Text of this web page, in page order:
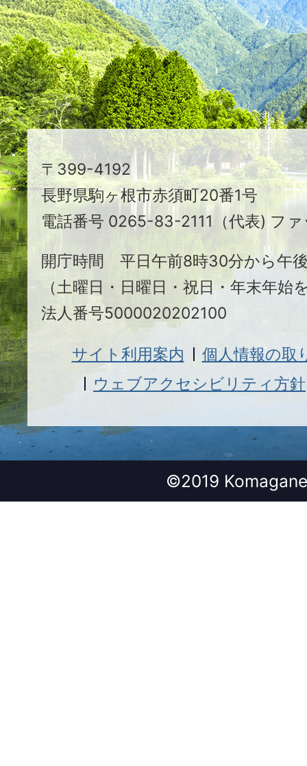
映
え
る
ま
ち
駒
ヶ
根
市
〒399-4192
長野県駒ヶ根市赤須町20番1号
電話番号 0265-83-2111（代表) フ
開庁時間 平日午前8時30分から午
（土曜日・日曜日・祝日・年末年始
法人番号5000020202100
サイト利用案内
個人情報の取
ウェブアクセシビリティ方針
©2019